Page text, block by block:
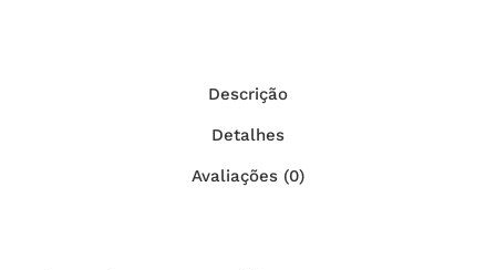
Descrição
Detalhes
Avaliações (0)